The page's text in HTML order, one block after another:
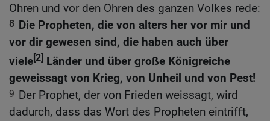
Ohren und vor den Ohren des ganzen Volkes rede:
8 Die Propheten, die von alters her vor mir und
vor dir gewesen sind, die haben auch über
viele[2] Länder und über große Königreiche
geweissagt von Krieg, von Unheil und von Pest!
9 Der Prophet, der von Frieden weissagt, wird
dadurch, dass das Wort des Propheten eintrifft,